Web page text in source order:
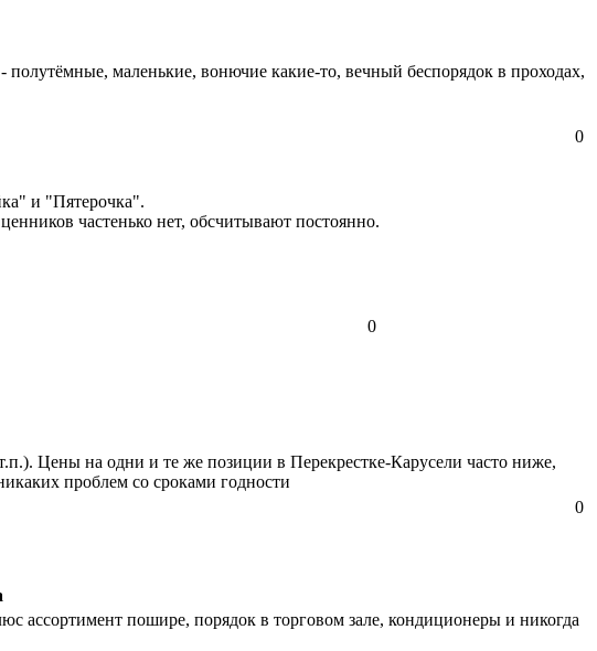
маленькие, вонючие какие-то, вечный беспорядок в проходах,
0
и "Пятерочка".
частенько нет, обсчитывают постоянно.
0
Цены на одни и те же позиции в Перекрестке-Карусели часто ниже,
проблем со сроками годности
0
ассортимент пошире, порядок в торговом зале, кондиционеры и никогда